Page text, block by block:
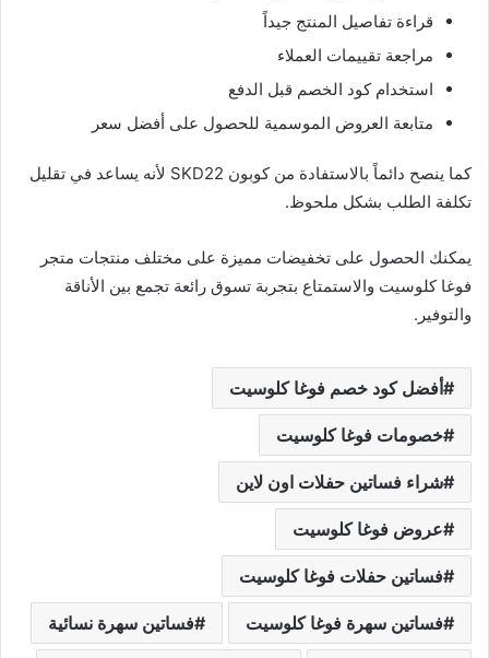
قراءة تفاصيل المنتج جيداً
مراجعة تقييمات العملاء
استخدام كود الخصم قبل الدفع
متابعة العروض الموسمية للحصول على أفضل سعر
كما ينصح دائماً بالاستفادة من كوبون SKD22 لأنه يساعد في تقليل
تكلفة الطلب بشكل ملحوظ.
يمكنك الحصول على تخفيضات مميزة على مختلف منتجات متجر
فوغا كلوسيت والاستمتاع بتجربة تسوق رائعة تجمع بين الأناقة
والتوفير.
أفضل كود خصم فوغا كلوسيت
خصومات فوغا كلوسيت
شراء فساتين حفلات اون لاين
عروض فوغا كلوسيت
فساتين حفلات فوغا كلوسيت
فساتين سهرة فوغا كلوسيت فساتين سهرة نسائية